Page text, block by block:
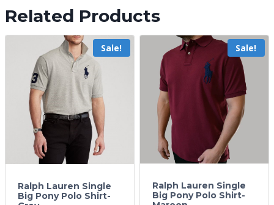
Related Products
Sale!
Ralph Lauren Single
Big Pony Polo Shirt-
Sale!
Ralph Lauren Single
Big Pony Polo Shirt-